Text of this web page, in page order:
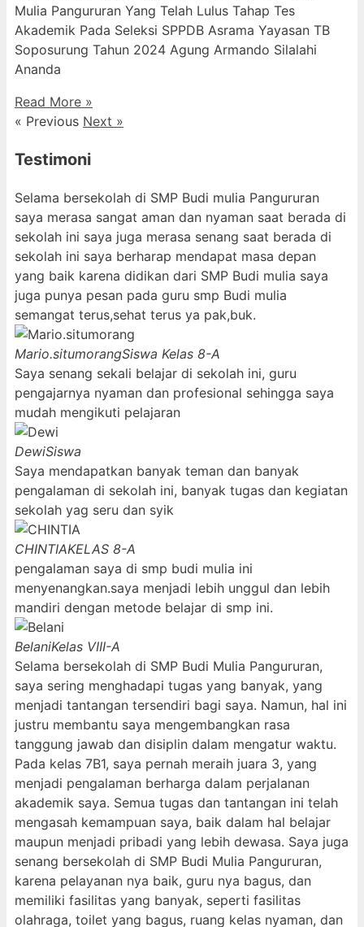
Mulia Pangururan Yang Telah Lulus Tahap Tes
Akademik Pada Seleksi SPPDB Asrama Yayasan TB
Soposurung Tahun 2024 Agung Armando Silalahi
⁠Ananda
Read More »
« Previous Next »
Testimoni
Selama bersekolah di SMP Budi mulia Pangururan
saya merasa sangat aman dan nyaman saat berada di
sekolah ini saya juga merasa senang saat berada di
sekolah ini saya berharap mendapat masa depan
yang baik karena didikan dari SMP Budi mulia saya
juga punya pesan pada guru smp Budi mulia
semangat terus,sehat terus ya pak,buk.
Mario.situmorangSiswa Kelas 8-A
Saya senang sekali belajar di sekolah ini, guru
pengajarnya nyaman dan profesional sehingga saya
mudah mengikuti pelajaran
DewiSiswa
Saya mendapatkan banyak teman dan banyak
pengalaman di sekolah ini, banyak tugas dan kegiatan
sekolah yag seru dan syik
CHINTIAKELAS 8-A
pengalaman saya di smp budi mulia ini
menyenangkan.saya menjadi lebih unggul dan lebih
mandiri dengan metode belajar di smp ini.
BelaniKelas VIII-A
Selama bersekolah di SMP Budi Mulia Pangururan,
saya sering menghadapi tugas yang banyak, yang
menjadi tantangan tersendiri bagi saya. Namun, hal ini
justru membantu saya mengembangkan rasa
tanggung jawab dan disiplin dalam mengatur waktu.
Pada kelas 7B1, saya pernah meraih juara 3, yang
menjadi pengalaman berharga dalam perjalanan
akademik saya. Semua tugas dan tantangan ini telah
mengasah kemampuan saya, baik dalam hal belajar
maupun menjadi pribadi yang lebih dewasa. Saya juga
senang bersekolah di SMP Budi Mulia Pangururan,
karena pelayanan nya baik, guru nya bagus, dan
memiliki fasilitas yang banyak, seperti fasilitas
olahraga, toilet yang bagus, ruang kelas nyaman, dan